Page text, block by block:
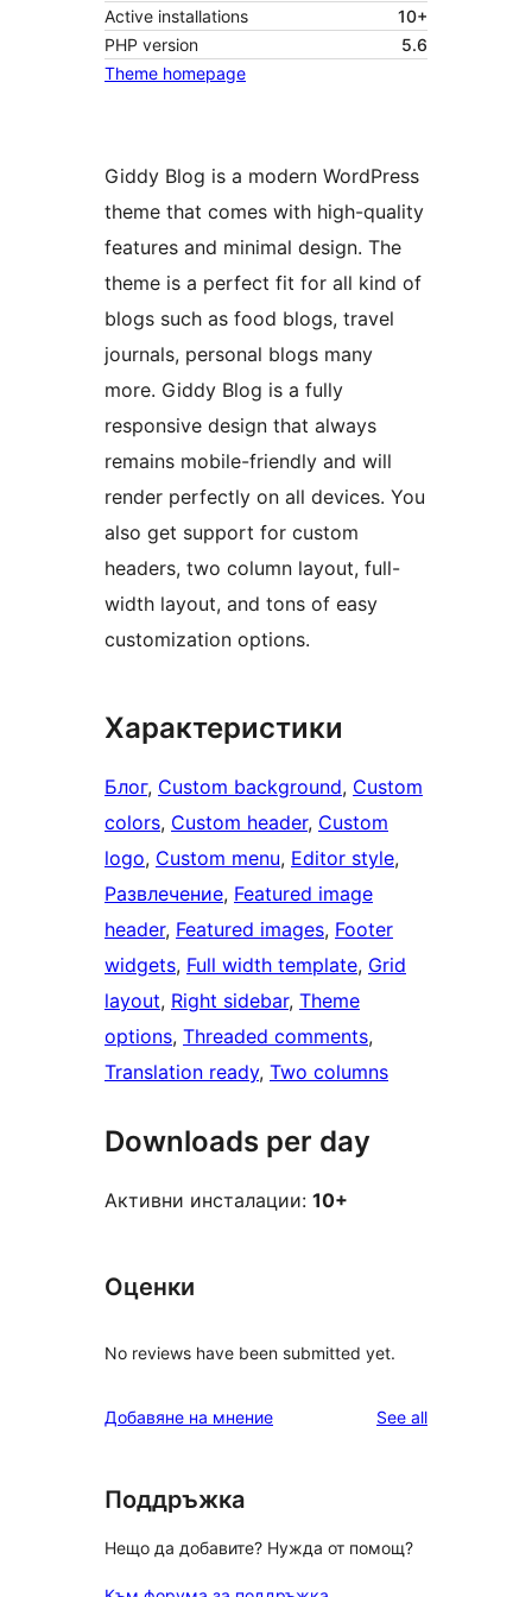
Active installations
10+
PHP version
5.6
Theme homepage
Giddy Blog is a modern WordPress
theme that comes with high-quality
features and minimal design. The
theme is a perfect fit for all kind of
blogs such as food blogs, travel
journals, personal blogs many
more. Giddy Blog is a fully
responsive design that always
remains mobile-friendly and will
render perfectly on all devices. You
also get support for custom
headers, two column layout, full-
width layout, and tons of easy
customization options.
Характеристики
Блог, Custom background, Custom
colors, Custom header, Custom
logo, Custom menu, Editor style
Развлечение, Featured image
header, Featured images, Footer
widgets, Full width template, Grid
layout, Right sidebar, Theme
options, Threaded comments
Translation ready, Two columns
Downloads per day
Активни инсталации: 10+
Оценки
No reviews have been submitted yet.
Добавяне на мнение See allreviews
Поддръжка
Нещо да добавите? Нужда от помощ?